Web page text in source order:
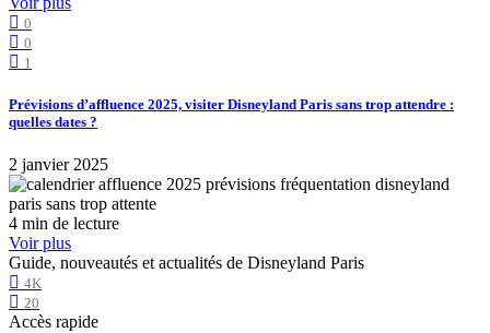
0
0
1
Prévisions d’affluence 2025, visiter Disneyland Paris sans trop attendre :
quelles dates ?
2 janvier 2025
4 min de lecture
Voir plus
Guide, nouveautés et actualités de Disneyland Paris
4K
20
Accès rapide